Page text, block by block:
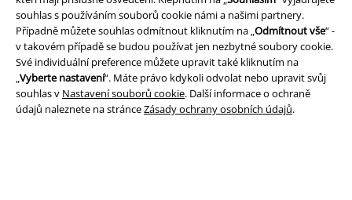
souhlas s používáním souborů cookie námi a našimi partnery.
Případně můžete souhlas odmítnout kliknutím na „Odmítnout vše“ -
v takovém případě se budou používat jen nezbytné soubory cookie.
Své individuální preference můžete upravit také kliknutím na
„Vyberte nastavení“. Máte právo kdykoli odvolat nebo upravit svůj
souhlas v Nastavení souborů cookie. Další informace o ochraně
údajů naleznete na stránceZásady ochrany osobních údajů.